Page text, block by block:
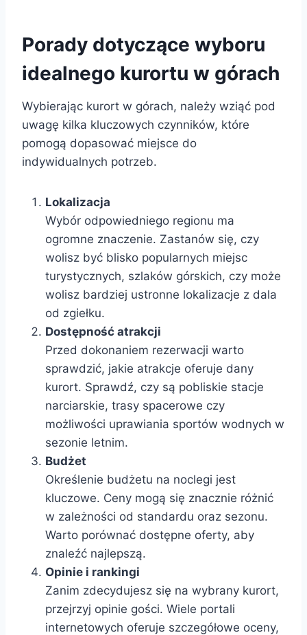
Porady dotyczące wyboru
idealnego kurortu w górach
Wybierając kurort w górach, należy wziąć pod
uwagę kilka kluczowych czynników, które
pomogą dopasować miejsce do
indywidualnych potrzeb.
Lokalizacja
Wybór odpowiedniego regionu ma
ogromne znaczenie. Zastanów się, czy
wolisz być blisko popularnych miejsc
turystycznych, szlaków górskich, czy może
wolisz bardziej ustronne lokalizacje z dala
od zgiełku.
Dostępność atrakcji
Przed dokonaniem rezerwacji warto
sprawdzić, jakie atrakcje oferuje dany
kurort. Sprawdź, czy są pobliskie stacje
narciarskie, trasy spacerowe czy
możliwości uprawiania sportów wodnych w
sezonie letnim.
Budżet
Określenie budżetu na noclegi jest
kluczowe. Ceny mogą się znacznie różnić
w zależności od standardu oraz sezonu.
Warto porównać dostępne oferty, aby
znaleźć najlepszą.
Opinie i rankingi
Zanim zdecydujesz się na wybrany kurort,
przejrzyj opinie gości. Wiele portali
internetowych oferuje szczegółowe oceny,